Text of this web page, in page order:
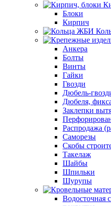
Блоки
Кирпич
Анкера
Болты
Винты
Гайки
Гвозди
Дюбель-
Дюбеля,
Заклепки
Распродажа
Саморезы
Скобы
Такелаж
Шайбы
Шпильки
Шурупы
Водосточная